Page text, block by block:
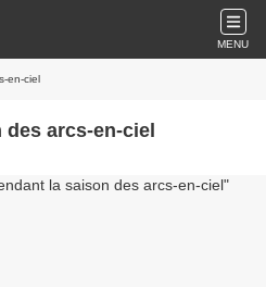
MENU
en-ciel
arcs-en-ciel